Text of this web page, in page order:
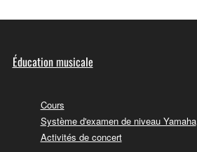
Éducation musicale
Cours
Système d'examen de niveau Yamaha
Activités de concert